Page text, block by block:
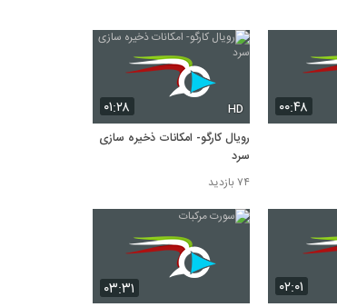
۰۰:۴۸ ۰۱:۲۸ HD
رویال کارگو- امکانات ذخیره سازی
سرد
۷۴ بازدید
۰۲:۰۱ ۰۳:۳۱